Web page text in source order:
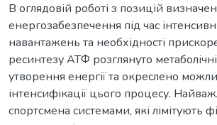
В оглядовій роботі з позицій
енергозабезпечення під час
навантажень та необхідності
ресинтезу АТФ розглянуто
утворення енергії та окреслено
інтенсифікації цього процесу.
спортсмена системами, які лімітують